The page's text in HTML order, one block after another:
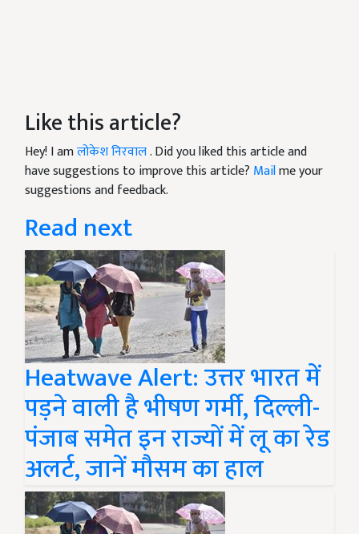
Like this article?
Hey! I amलोकेश निरवाल. Did you liked this article and
have suggestions to improve this article? Mailme your
suggestions and feedback.
Read next
Heatwave Alert: उत्तर भारत में
पड़ने वाली है भीषण गर्मी, दिल्ली-
पंजाब समेत इन राज्यों में लू का रेड
अलर्ट, जानें मौसम का हाल